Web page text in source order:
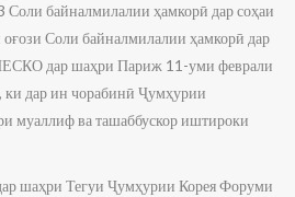
байналмилалии ҳамкорӣ дар соҳаи
Соли байналмилалии ҳамкорӣ дар
дар шаҳри Париж 11-уми феврали
ки дар ин чорабинӣ Ҷумҳурии
муаллиф ва ташаббускор иштироки
шаҳри Тегуи Ҷумҳурии Корея Форуми